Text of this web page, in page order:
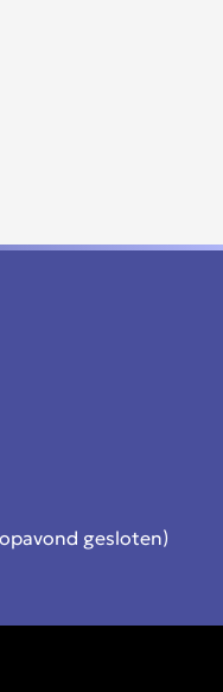
gesloten)